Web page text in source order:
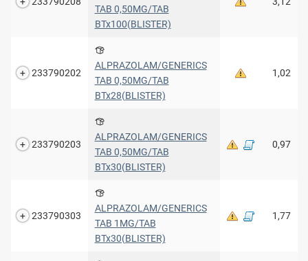
TAB 0,50MG/TAB
BTx100(BLISTER)
233790202
ALPRAZOLAM/GENERICS
TAB 0,50MG/TAB
BTx28(BLISTER)
1,02
233790203
ALPRAZOLAM/GENERICS
TAB 0,50MG/TAB
BTx30(BLISTER)
0,97
233790303
ALPRAZOLAM/GENERICS
TAB 1MG/TAB
BTx30(BLISTER)
1,77